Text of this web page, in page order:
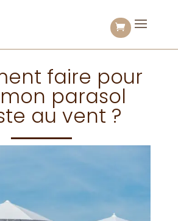
faire pour
parasol
au vent ?